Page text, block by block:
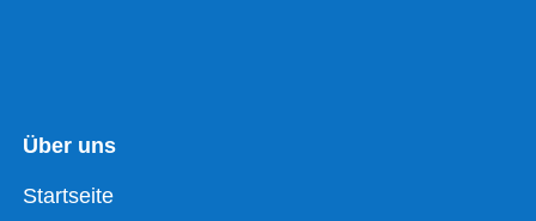
Über uns
Startseite